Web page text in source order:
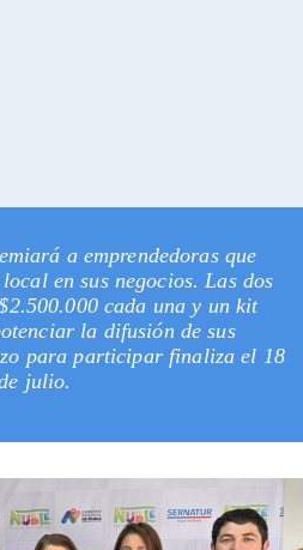
a emprendedoras que
en sus negocios. Las dos
cada una y un kit
la difusión de sus
para participar finaliza el 18
julio.